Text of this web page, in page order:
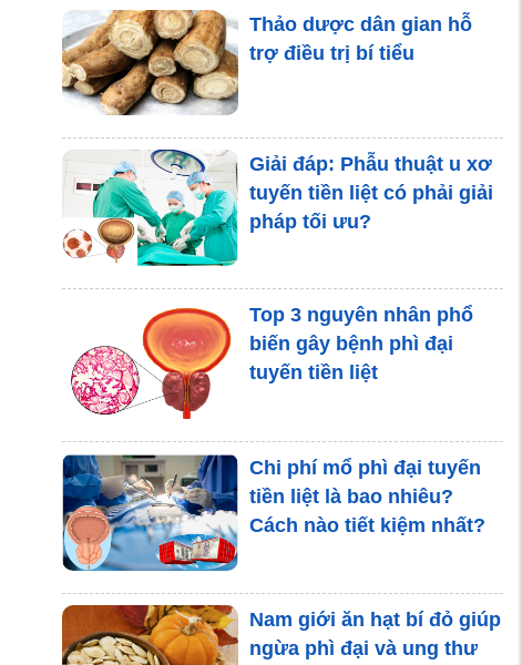
Thảo dược dân gian hỗ
trợ điều trị bí tiểu
Giải đáp: Phẫu thuật u xơ
tuyến tiền liệt có phải giải
pháp tối ưu?
Top 3 nguyên nhân phổ
biến gây bệnh phì đại
tuyến tiền liệt
Chi phí mổ phì đại tuyến
tiền liệt là bao nhiêu?
Cách nào tiết kiệm nhất?
Nam giới ăn hạt bí đỏ giúp
ngừa phì đại và ung thư